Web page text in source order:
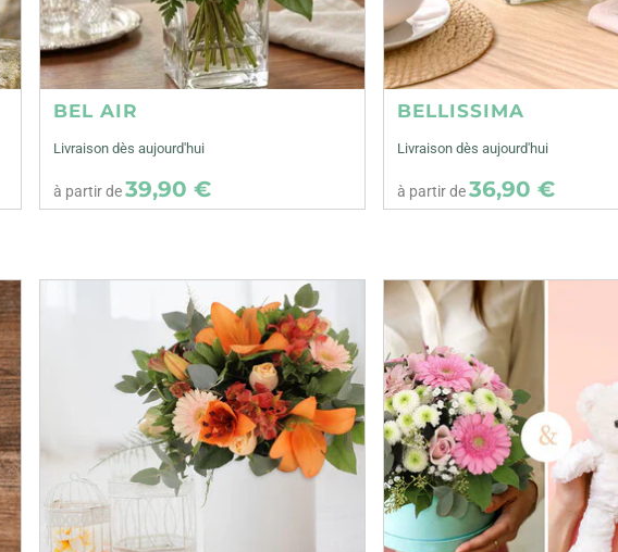
BEL AIR
Livraison dès aujourd'hui
à partir de39,90 €
BELLISSIMA
Livraison dès aujourd'hui
à partir de36,90 €